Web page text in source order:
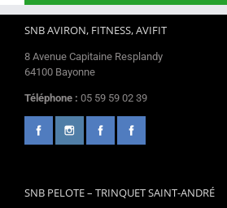
SNB AVIRON, FITNESS, AVIFIT
8 Avenue Capitaine Resplandy
64100 Bayonne
Téléphone : 05 59 59 02 39
SNB PELOTE – TRINQUET SAINT-ANDRÉ